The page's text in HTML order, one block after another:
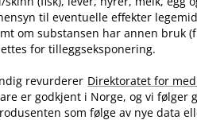
til eventuelle effekter
om substansen har annen bruk
for tilleggseksponering.
revurderer Direktoratet for
er godkjent i Norge, og vi følger
som følge av nye data